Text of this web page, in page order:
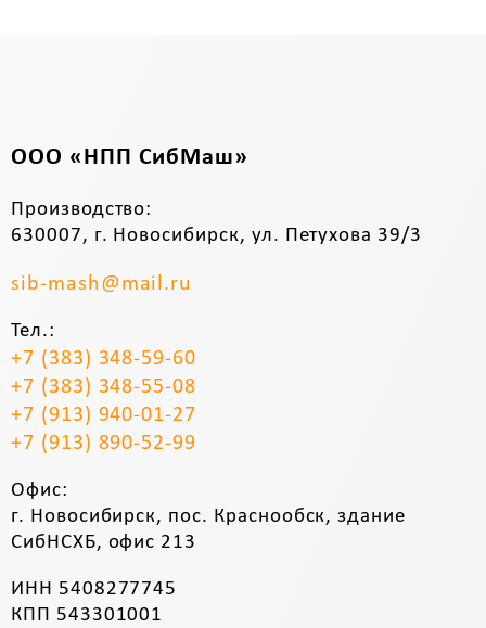
ООО «НПП СибМаш»
Производство:
630007, г. Новосибирск, ул. Петухова 39/3
sib-mash@mail.ru
Тел.:
+7 (383) 348-59-60
+7 (383) 348-55-08
+7 (913) 940-01-27
+7 (913) 890-52-99
Офис:
г. Новосибирск, пос. Краснообск, здание
СибНСХБ, офис 213
ИНН 5408277745
КПП 543301001